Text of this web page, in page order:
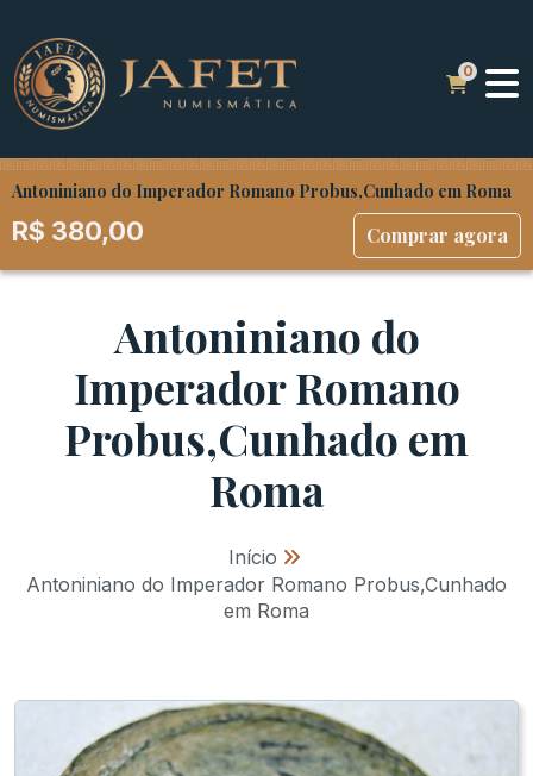
Antoniniano do Imperador Romano Probus,Cunhado em Roma
R$ 380,00 Comprar agora
Antoniniano do
Imperador Romano
Probus,Cunhado em
Roma
Início »
Antoniniano do Imperador Romano Probus,Cunhado
em Roma